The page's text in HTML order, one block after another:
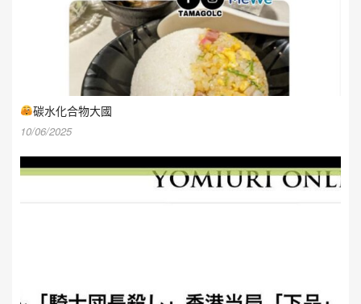
碳水化合物大國
10/06/2025